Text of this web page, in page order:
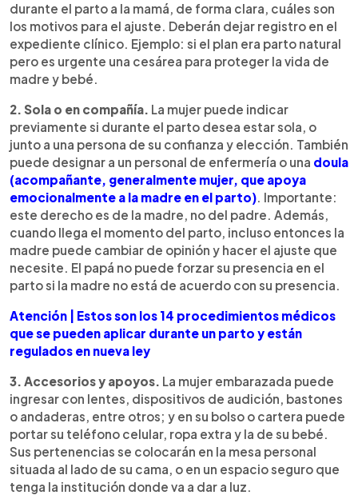
durante el parto a la mamá, de forma clara, cuáles son
los motivos para el ajuste. Deberán dejar registro en el
expediente clínico. Ejemplo: si el plan era parto natural
pero es urgente una cesárea para proteger la vida de
madre y bebé.
2. Sola o en compañía. La mujer puede indicar
previamente si durante el parto desea estar sola, o
junto a una persona de su confianza y elección. También
puede designar a un personal de enfermería o una doula
(acompañante, generalmente mujer, que apoya
emocionalmente a la madre en el parto). Importante:
este derecho es de la madre, no del padre. Además,
cuando llega el momento del parto, incluso entonces la
madre puede cambiar de opinión y hacer el ajuste que
necesite. El papá no puede forzar su presencia en el
parto si la madre no está de acuerdo con su presencia.
Atención | Estos son los 14 procedimientos médicos
que se pueden aplicar durante un parto y están
regulados en nueva ley
3. Accesorios y apoyos. La mujer embarazada puede
ingresar con lentes, dispositivos de audición, bastones
o andaderas, entre otros; y en su bolso o cartera puede
portar su teléfono celular, ropa extra y la de su bebé.
Sus pertenencias se colocarán en la mesa personal
situada al lado de su cama, o en un espacio seguro que
tenga la institución donde va a dar a luz.